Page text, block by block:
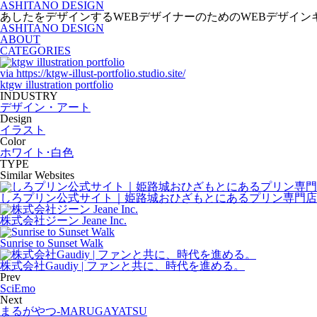
ASHITANO DESIGN
あしたをデザインするWEBデザイナーのためのWEBデザイン
ASHITANO DESIGN
ABOUT
CATEGORIES
via https://ktgw-illust-portfolio.studio.site/
ktgw illustration portfolio
INDUSTRY
デザイン・アート
Design
イラスト
Color
ホワイト･白色
TYPE
Similar Websites
しろプリン公式サイト｜姫路城おひざもとにあるプリン専門店
株式会社ジーン Jeane Inc.
Sunrise to Sunset Walk
株式会社Gaudiy | ファンと共に、時代を進める。
Prev
SciEmo
Next
まるがやつ‐MARUGAYATSU